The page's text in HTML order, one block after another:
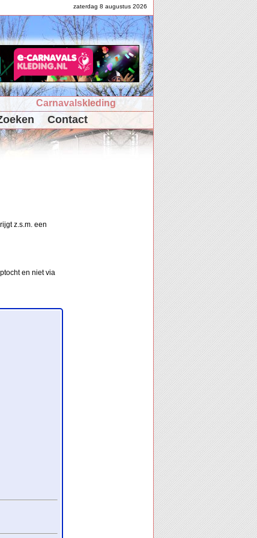
zaterdag 8 augustus 2026
Carnavalskleding
Contact
z.s.m. een
en niet via